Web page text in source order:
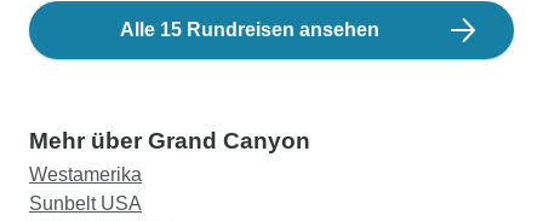
Alle 15 Rundreisen ansehen
Mehr über Grand Canyon
Westamerika
Sunbelt USA